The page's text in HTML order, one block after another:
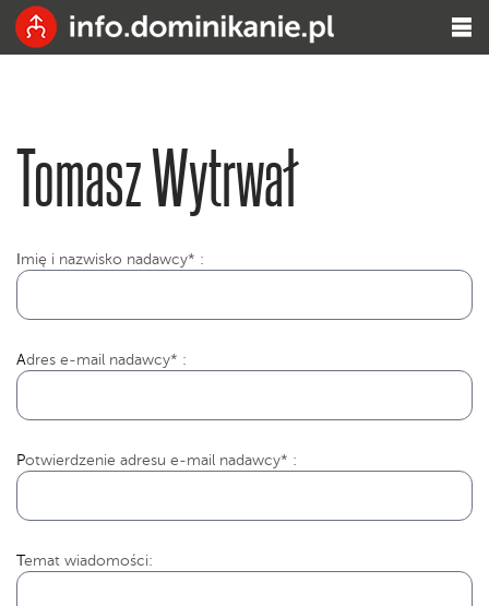
Tomasz Wytrwał
mię i nazwisko nadawcy* :
Adres e-mail nadawcy* :
Potwierdzenie adresu e-mail nadawcy* :
Temat wiadomości: